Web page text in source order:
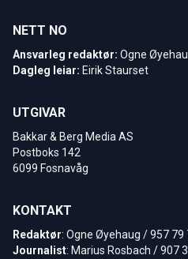
NETT NO
Ansvarleg redaktør: Ogne
Dagleg leiar: Eirik Staurset
UTGIVAR
Bakkar & Berg Media AS
Postboks 142
6099 Fosnavåg
KONTAKT
Redaktør: Ogne Øyehaug / 957 79
Journalist: Marius Rosbach / 907